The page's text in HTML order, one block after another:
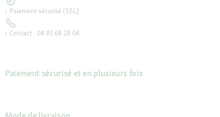
Paiement sécurisé (SSL)
Contact : 04 81 68 28 06
Paiement sécurisé et en plusieurs fois